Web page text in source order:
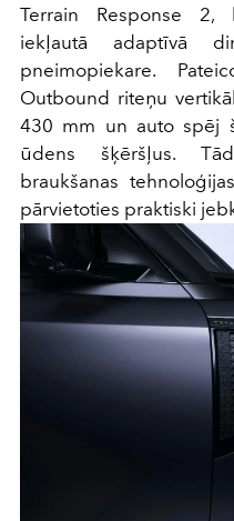
Terrain Response 2,
iekļautā adaptīvā
pneimopiekare.
Outbound riteņu
430 mm un auto spēj
ūdens šķēršļus.
braukšanas
pārvietoties praktiski